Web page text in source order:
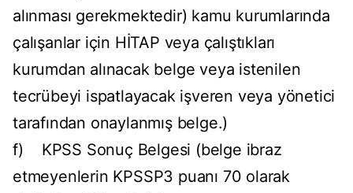
alınması gerekmektedir) kamu kurumlarında
çalışanlar için HİTAP veya çalıştıkları
kurumdan alınacak belge veya istenilen
tecrübeyi ispatlayacak işveren veya yönetici
tarafından onaylanmış belge.)
f) KPSS Sonuç Belgesi (belge ibraz
etmeyenlerin KPSSP3 puanı 70 olarak